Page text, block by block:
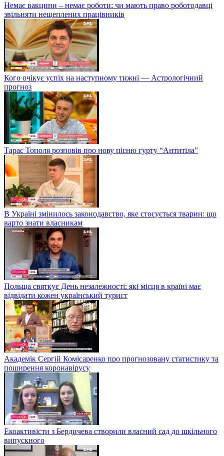
Немає вакцини – немає роботи: чи мають право роботодавці
звільняти нещеплених працівників
Кого очікує успіх на наступному тижні — Астрологічний
прогноз
Тарас Тополя розповів про нову пісню гурту “Антитіла”
В Україні змінилось законодавство, яке стосується тварин: що
варто знати власникам
Польща святкує День незалежності: які місця в країні має
відвідати кожен український турист
Академік Сергій Комісаренко про прогнозовану статистику та
поширення коронавірусу
Екоактивісти з Бердичева створили власний сад до шкільного
випускного